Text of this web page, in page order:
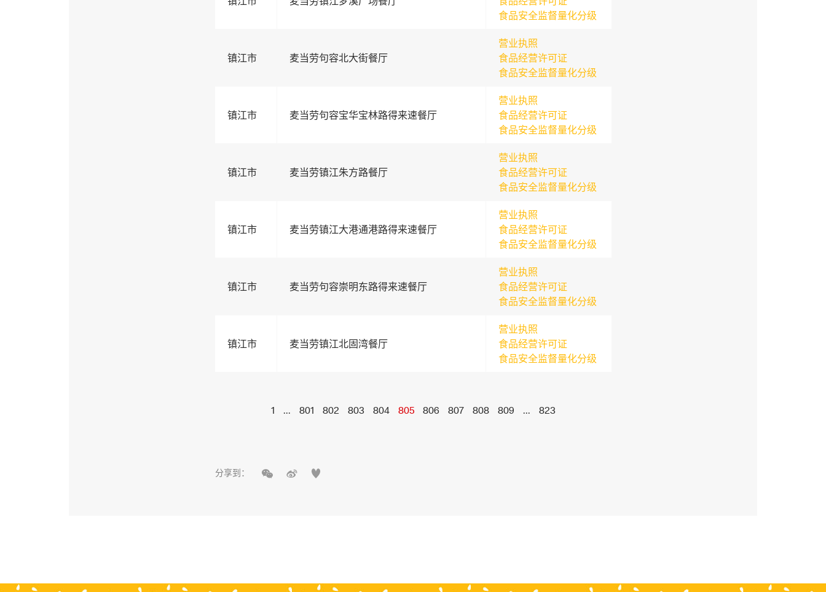
食品安全监督量化分级
镇江市 麦当劳句容北大街餐厅
营业执照
食品经营许可证
食品安全监督量化分级
镇江市 麦当劳句容宝华宝林路得来速餐厅
营业执照
食品经营许可证
食品安全监督量化分级
镇江市 麦当劳镇江朱方路餐厅
营业执照
食品经营许可证
食品安全监督量化分级
镇江市 麦当劳镇江大港通港路得来速餐厅
营业执照
食品经营许可证
食品安全监督量化分级
镇江市 麦当劳句容崇明东路得来速餐厅
营业执照
食品经营许可证
食品安全监督量化分级
镇江市 麦当劳镇江北固湾餐厅
营业执照
食品经营许可证
食品安全监督量化分级
1 ... 801 802 803 804 805 806 807 808 809 ... 823
分享到：   